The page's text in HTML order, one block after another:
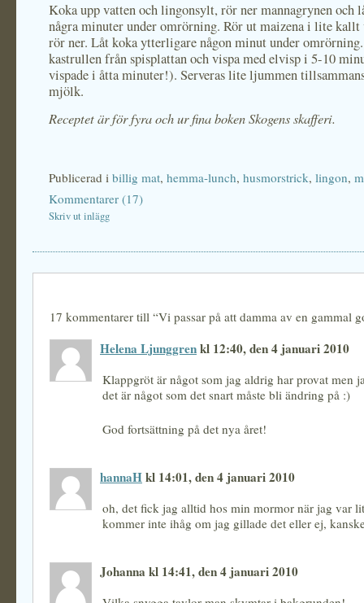
Koka upp vatten och lingonsylt, rör ner mannagrynen och
några minuter under omrörning. Rör ut maizena i lite kallt
rör ner. Låt koka ytterligare någon minut under
kastrullen från spisplattan och vispa med elvisp i 5-10
vispade i åtta minuter!). Serveras lite ljummen
mjölk.
Receptet är för fyra och ur fina boken Skogens skafferi.
Publicerad i billig mat, hemma-lunch, husmorstrick, lingon,
Kommentarer (17)
Skriv ut inlägg
17 kommentarer till “Vi passar på att damma av en gammal
Helena Ljunggrenkl 12:40, den 4 januari 2010
Klappgröt är något som jag aldrig har provat men
det är något som det snart måste bli ändring på :)
God fortsättning på det nya året!
hannaHkl 14:01, den 4 januari 2010
oh, det fick jag alltid hos min mormor när jag var
kommer inte ihåg om jag gillade det eller ej,
Johanna kl 14:41, den 4 januari 2010